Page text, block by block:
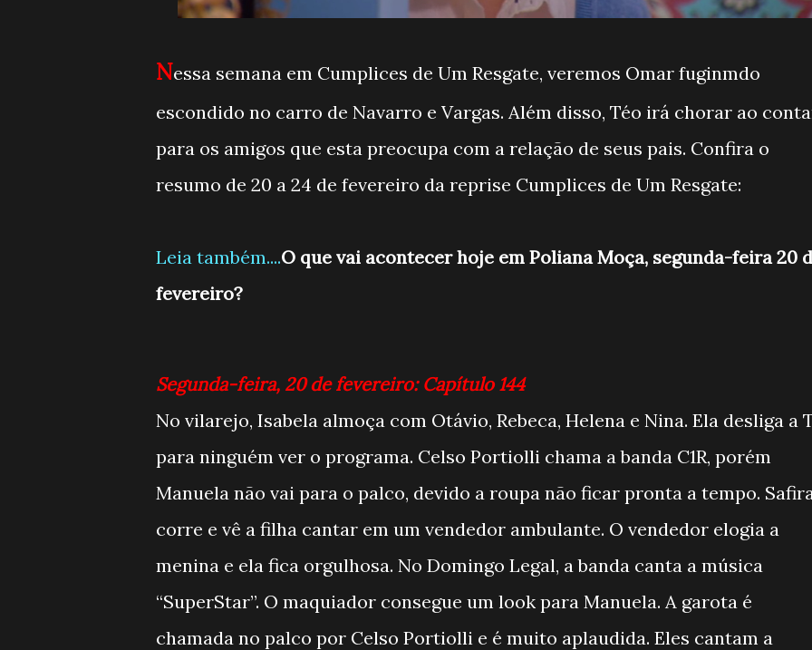
Nessa semana em Cumplices de Um Resgate, veremos Omar fuginmdo
escondido no carro de Navarro e Vargas. Além disso, Téo irá chorar ao
para os amigos que esta preocupa com a relação de seus pais. Confira o
resumo de 20 a 24 de fevereiro da reprise Cumplices de Um Resgate:
Leia também....O que vai acontecer hoje em Poliana Moça, segunda-feira 20
fevereiro?
Segunda-feira, 20 de fevereiro: Capítulo 144
No vilarejo, Isabela almoça com Otávio, Rebeca, Helena e Nina. Ela desliga a
para ninguém ver o programa. Celso Portiolli chama a banda C1R, porém
Manuela não vai para o palco, devido a roupa não ficar pronta a tempo.
corre e vê a filha cantar em um vendedor ambulante. O vendedor elogia a
menina e ela fica orgulhosa. No Domingo Legal, a banda canta a música
“SuperStar”. O maquiador consegue um look para Manuela. A garota é
chamada no palco por Celso Portiolli e é muito aplaudida. Eles cantam a